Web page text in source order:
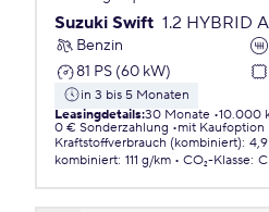
Suzuki Swift 1.2 HYBRID
Benzin
81 PS (60 kW)
in 3 bis 5 Monaten
Leasingdetails:30 Monate 10.000
0 € Sonderzahlung
mit Kaufoption
Kraftstoffverbrauch (kombiniert):
kombiniert: 111 g/km CO₂-Klasse: C